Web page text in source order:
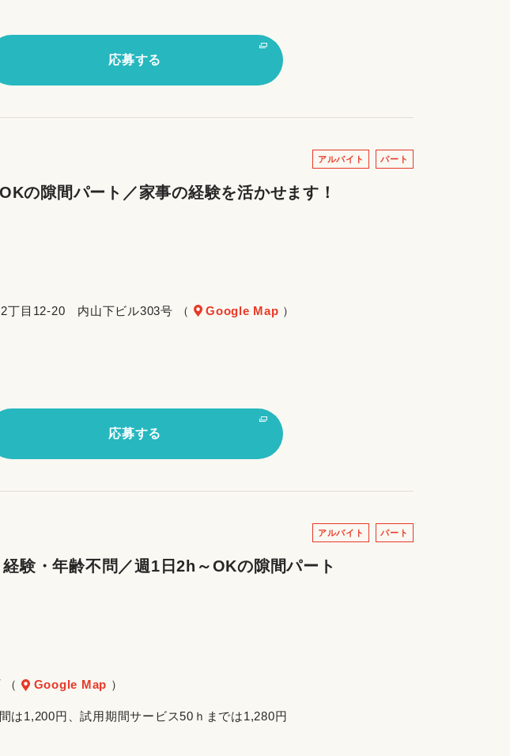
応募する
アルバイト パート
の隙間パート／家事の経験を活かせます！
丁目12-20 内山下ビル303号 （ Google Map ）
応募する
アルバイト パート
験・年齢不問／週1日2h～OKの隙間パート
（ Google Map ）
は1,200円、試用期間サービス50ｈまでは1,280円